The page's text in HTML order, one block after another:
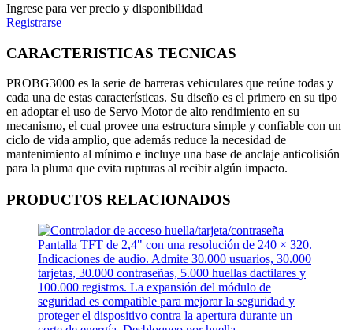
Ingrese para ver precio y disponibilidad
Registrarse
CARACTERISTICAS TECNICAS
PROBG3000 es la serie de barreras vehiculares que reúne todas y
cada una de estas características. Su diseño es el primero en su tipo
en adoptar el uso de Servo Motor de alto rendimiento en su
mecanismo, el cual provee una estructura simple y confiable con un
ciclo de vida amplio, que además reduce la necesidad de
mantenimiento al mínimo e incluye una base de anclaje anticolisión
para la pluma que evita rupturas al recibir algún impacto.
PRODUCTOS RELACIONADOS